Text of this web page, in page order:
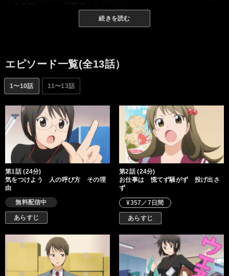
の公務員とは、一切関係ありません☆
続きを読む
エピソード一覧(全13話）
1〜10話 11〜13話
第1話 (24分)
気をつけよう 人の呼び方 その理
由
無料配信中
あらすじ
第2話 (24分)
お仕事は 慌てず騒がず 投げ出さ
ず
¥357／7日間
あらすじ